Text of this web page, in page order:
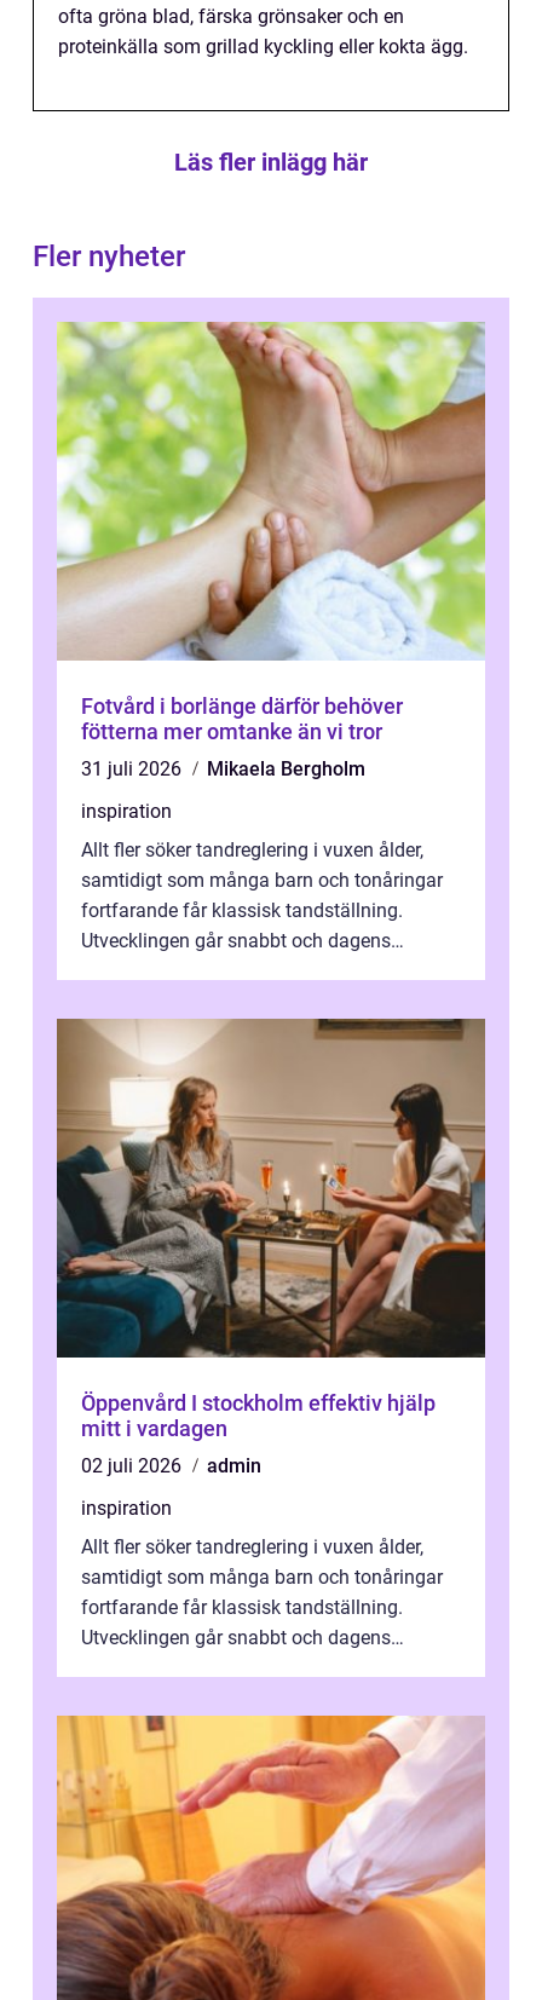
ofta gröna blad, färska grönsaker och en
proteinkälla som grillad kyckling eller kokta ägg.
Läs fler inlägg här
Fler nyheter
Fotvård i borlänge därför behöver
fötterna mer omtanke än vi tror
31 juli 2026
Mikaela Bergholm
inspiration
Allt fler söker tandreglering i vuxen ålder,
samtidigt som många barn och tonåringar
fortfarande får klassisk tandställning.
Utvecklingen går snabbt och dagens
Öppenvård I stockholm effektiv hjälp
mitt i vardagen
02 juli 2026
admin
inspiration
Allt fler söker tandreglering i vuxen ålder,
samtidigt som många barn och tonåringar
fortfarande får klassisk tandställning.
Utvecklingen går snabbt och dagens